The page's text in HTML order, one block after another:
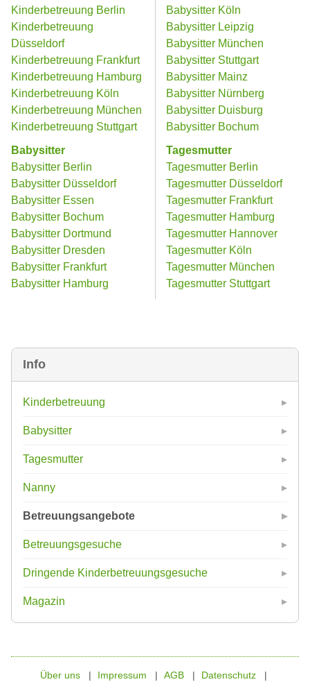
Info
Kinderbetreuung
Babysitter
Tagesmutter
Nanny
Betreuungsangebote
Betreuungsgesuche
Dringende Kinderbetreuungsgesuche
Magazin
Kinderbetreuung Berlin
Kinderbetreuung
Düsseldorf
Kinderbetreuung Frankfurt
Kinderbetreuung Hamburg
Kinderbetreuung Köln
Kinderbetreuung München
Kinderbetreuung Stuttgart
Babysitter
Babysitter Berlin
Babysitter Düsseldorf
Babysitter Essen
Babysitter Bochum
Babysitter Dortmund
Babysitter Dresden
Babysitter Frankfurt
Babysitter Hamburg
Babysitter Köln
Babysitter Leipzig
Babysitter München
Babysitter Stuttgart
Babysitter Mainz
Babysitter Nürnberg
Babysitter Duisburg
Babysitter Bochum
Tagesmutter
Tagesmutter Berlin
Tagesmutter Düsseldorf
Tagesmutter Frankfurt
Tagesmutter Hamburg
Tagesmutter Hannover
Tagesmutter Köln
Tagesmutter München
Tagesmutter Stuttgart
Über uns Impressum AGB Datenschutz